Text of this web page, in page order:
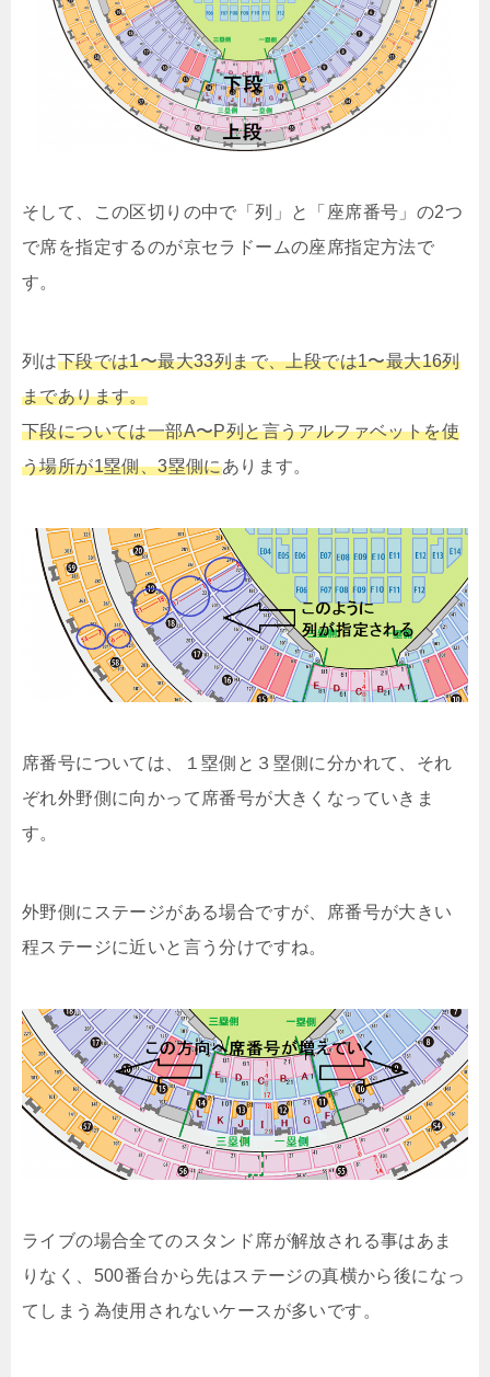
そして、この区切りの中で「列」と「座席番号」の2つ
で席を指定するのが京セラドームの座席指定方法で
す。
列は下段では1〜最大33列まで、上段では1〜最大16列
まであります。
下段については一部A〜P列と言うアルファベットを使
う場所が1塁側、3塁側にあります。
席番号については、１塁側と３塁側に分かれて、それ
ぞれ外野側に向かって席番号が大きくなっていきま
す。
外野側にステージがある場合ですが、席番号が大きい
程ステージに近いと言う分けですね。
ライブの場合全てのスタンド席が解放される事はあま
りなく、500番台から先はステージの真横から後になっ
てしまう為使用されないケースが多いです。